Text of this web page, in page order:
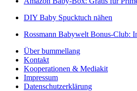
DIY Baby Spucktuch nähen
Rossmann Babywelt Bonus-Club:
Über bummellang
Kontakt
Kooperationen & Mediakit
Impressum
Datenschutzerklärung